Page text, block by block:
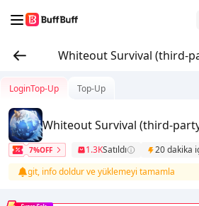
Whiteout Survival (third-
LoginTop-Up Top-Up
Whiteout Survival (third-
7%OFF 1.3KSatıldı 20 dakika
git, info doldur ve yüklemeyi tamamla